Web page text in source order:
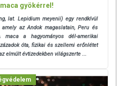
gyökérrel!
lat. Lepidium meyenii) egy rendkívül
amely az Andok magaslatain, Peru és
a hagyományos dél-amerikai
óta, fizikai és szellemi erőnlétet
elmúlt évtizedekben világszerte ...